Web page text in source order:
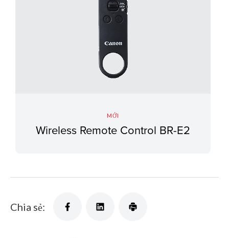
MỚI
Wireless Remote Control BR-E2
Chia sẻ: